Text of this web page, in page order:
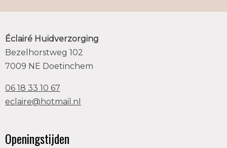
Éclairé Huidverzorging
Bezelhorstweg 102
7009 NE Doetinchem
06 18 33 10 67
eclaire@hotmail.nl
Openingstijden